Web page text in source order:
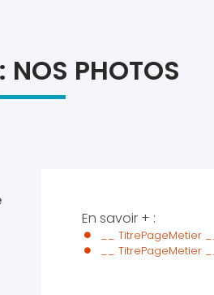
NOS PHOTOS
En savoir + :
__ TitrePageMetier __
__ TitrePageMetier __